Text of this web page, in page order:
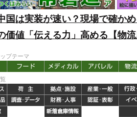
国は実装が速い？現場で確か
価値「伝える力」高める【物
プテーマ